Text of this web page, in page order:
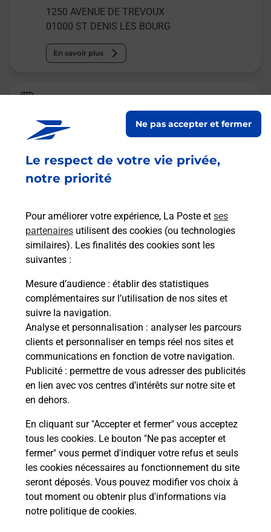
Le respect de votre vie privée,
notre priorité
Pour améliorer votre expérience, La Poste et ses
partenaires utilisent des cookies (ou technologies
similaires). Les finalités des cookies sont les
suivantes :
Mesure d’audience : établir des statistiques
complémentaires sur l’utilisation de nos sites et
suivre la navigation.
Analyse et personnalisation : analyser les parcours
clients et personnaliser en temps réel nos sites et
communications en fonction de votre navigation.
Publicité : permettre de vous adresser des publicités
en lien avec vos centres d’intérêts sur notre site et
en dehors.
En cliquant sur "Accepter et fermer" vous acceptez
tous les cookies. Le bouton "Ne pas accepter et
fermer" vous permet d'indiquer votre refus et seuls
les cookies nécessaires au fonctionnement du site
seront déposés. Vous pouvez modifier vos choix à
tout moment ou obtenir plus d'informations via
notre politique de cookies.
Ne pas accepter et fermer
1250 AVENUE DE TREVOUX
01000 ST DENIS LES BOURG
En savoir plus
Relais Pickup
CARREFOUR MARKET
ouvre samedi à 08h30
AVENUE TREVOUX
01000 ST DENIS LES BOURG
Malin !
La Poste
en ligne
Ouvert 24h/24
En savoir plus
ST DENIS LES BOURG
CONSIGNE BOWLING BRESSE ST DENIS